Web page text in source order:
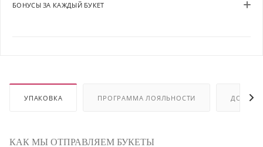
БОНУСЫ ЗА КАЖДЫЙ БУКЕТ
УПАКОВКА ПРОГРАММА ЛОЯЛЬНОСТИ
КАК МЫ ОТПРАВЛЯЕМ БУКЕТЫ